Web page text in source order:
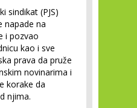
sindikat (PJS)
napade na
i pozvao
kao i sve
prava da pruže
novinarima i
korake da
njima.